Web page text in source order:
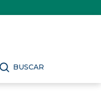
BUSCAR